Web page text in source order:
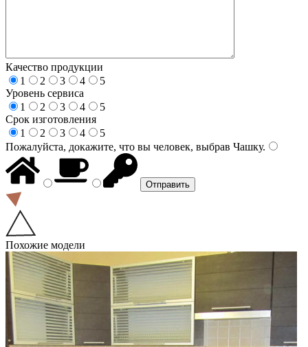
Качество продукции
1
2 3 4
5
Уровень сервиса
1
2 3 4
5
Срок изготовления
1
2 3 4
5
Пожалуйста, докажите, что вы человек, выбрав Чашку.
Похожие модели